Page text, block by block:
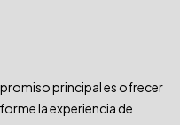
principal es ofrecer
la experiencia de